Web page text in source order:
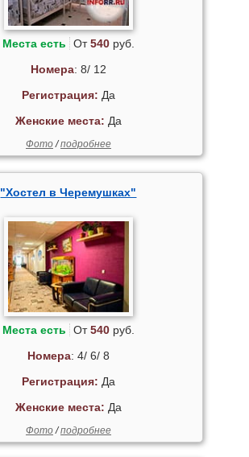
Места есть От540руб.
Номера: 8/ 12
Регистрация: Да
Женские места: Да
Фото/подробнее
"Хостел в Черемушках"
Места есть От540руб.
Номера: 4/ 6/ 8
Регистрация: Да
Женские места: Да
Фото/подробнее